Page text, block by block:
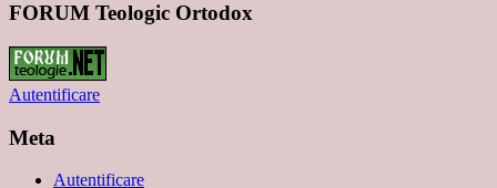
FORUM Teologic Ortodox
Autentificare
Meta
Autentificare